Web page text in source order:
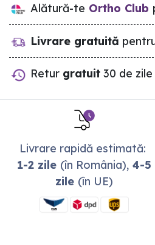
Alătură-te Ortho Club
Livrare gratuită
Retur gratuit 30 de zile
Livrare rapidă estimată:
1-2 zile (în România), 4-5
zile (în UE)